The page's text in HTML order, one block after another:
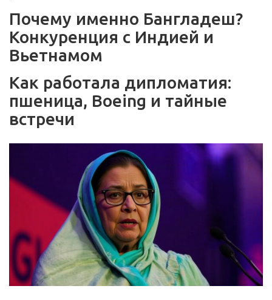
Почему именно Бангладеш?
Конкуренция с Индией и
Вьетнамом
Как работала дипломатия:
пшеница, Boeing и тайные
встречи